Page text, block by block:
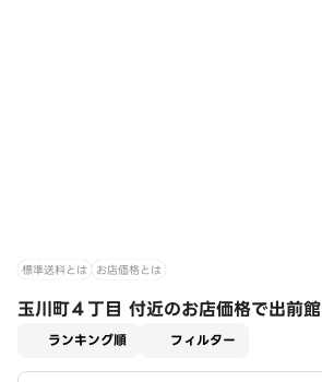
標準送料とは お店価格とは
玉川町４丁目 付近のお店価格で出前館
ランキング順 フィルター